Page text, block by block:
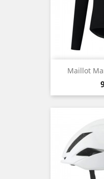
Maillot